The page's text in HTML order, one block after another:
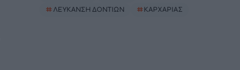
#ΛΕΥΚΑΝΣΗ ΔΟΝΤΙΩΝ #ΚΑΡΧΑΡΙΑΣ